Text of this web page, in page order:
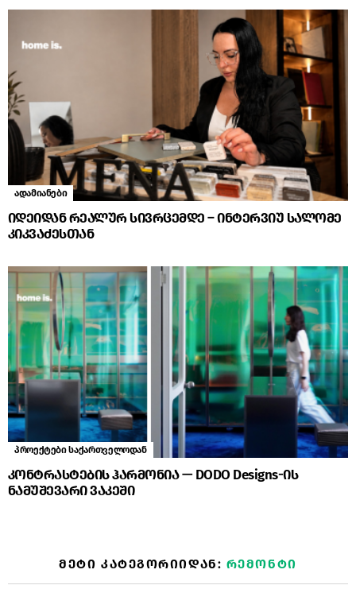
ადამიანები
იდეიდან რეალურ სივრცემდე – ინტერვიუ სალომე
კიკვაძესთან
პროექტები საქართველოდან
კონტრასტების ჰარმონია — DODO Designs-ის
ნამუშევარი ვაკეში
ᲛᲔᲢᲘ ᲙᲐᲢᲔᲒᲝᲠᲘᲘᲓᲐᲜ: ᲠᲔᲛᲝᲜᲢᲘ